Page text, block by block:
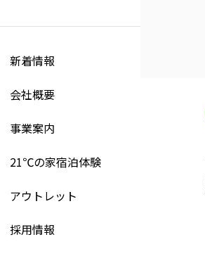
新着情報
会社概要
事業案内
21℃の家宿泊体験
アウトレット
採用情報